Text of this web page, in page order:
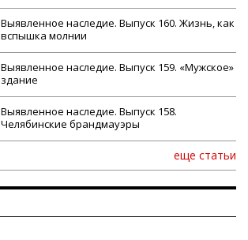
Выявленное наследие. Выпуск 160. Жизнь, как
вспышка молнии
Выявленное наследие. Выпуск 159. «Мужское»
здание
Выявленное наследие. Выпуск 158.
Челябинские брандмауэры
еще статьи